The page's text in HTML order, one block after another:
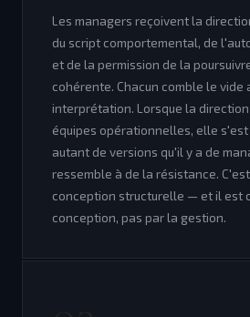
Les managers reçoivent la
du script comportemental, de
et de la permission de la
cohérente. Chacun comble le vide
interprétation. Lorsque la
équipes opérationnelles, elle
autant de versions qu'il y a de
ressemble à de la résistance.
conception structurelle — et il est
conception, pas par la gestion.